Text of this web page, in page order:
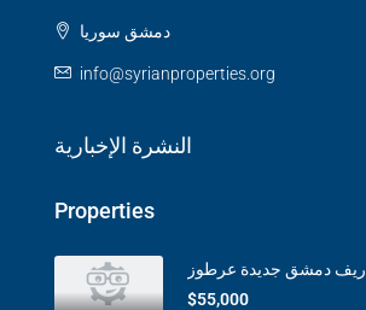
دمشق سوريا
info@syrianproperties.org
النشرة الإخبارية
Properties
ريف دمشق جديدة عرطوز
$55,000